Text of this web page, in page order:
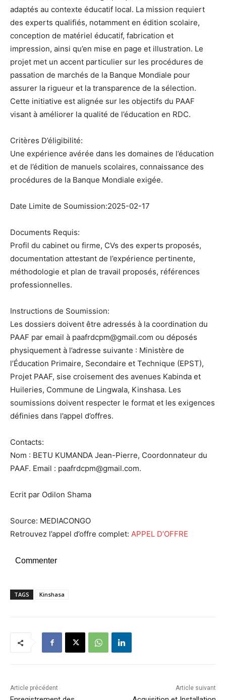
adaptés au contexte éducatif local. La mission requiert
des experts qualifiés, notamment en édition scolaire,
conception de matériel éducatif, fabrication et
impression, ainsi qu’en mise en page et illustration. Le
projet met un accent particulier sur les procédures de
passation de marchés de la Banque Mondiale pour
assurer la rigueur et la transparence de la sélection.
Cette initiative est alignée sur les objectifs du PAAF
visant à améliorer la qualité de l’éducation en RDC.
Critères D’éligibilité:
Une expérience avérée dans les domaines de l’éducation
et de l’édition de manuels scolaires, connaissance des
procédures de la Banque Mondiale exigée.
Date Limite de Soumission:2025-02-17
Documents Requis:
Profil du cabinet ou firme, CVs des experts proposés,
documentation attestant de l’expérience pertinente,
méthodologie et plan de travail proposés, références
professionnelles.
Instructions de Soumission:
Les dossiers doivent être adressés à la coordination du
PAAF par email à paafrdcpm@gmail.com ou déposés
physiquement à l’adresse suivante : Ministère de
l’Éducation Primaire, Secondaire et Technique (EPST),
Projet PAAF, sise croisement des avenues Kabinda et
Huileries, Commune de Lingwala, Kinshasa. Les
soumissions doivent respecter le format et les exigences
définies dans l’appel d’offres.
Contacts:
Nom : BETU KUMANDA Jean-Pierre, Coordonnateur du
PAAF. Email : paafrdcpm@gmail.com.
Ecrit par Odilon Shama
Source: MEDIACONGO
Retrouvez l’appel d’offre complet: APPEL D’OFFRE
Commenter
TAGS Kinshasa
Article précédent Article suivant